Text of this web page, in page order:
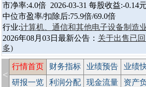
市净率:4.0倍 2026-03-31 每股收益:-0.14元
中位市盈率/扣除后:75.9倍/69.0倍
行业:计算机、通信和其他电子设备制造
2026年08月03日最新公告： 关于出售已
多)
<
行情首页 财务指标 业绩预告 业绩
研报一览
利润分配 现金流量 资产